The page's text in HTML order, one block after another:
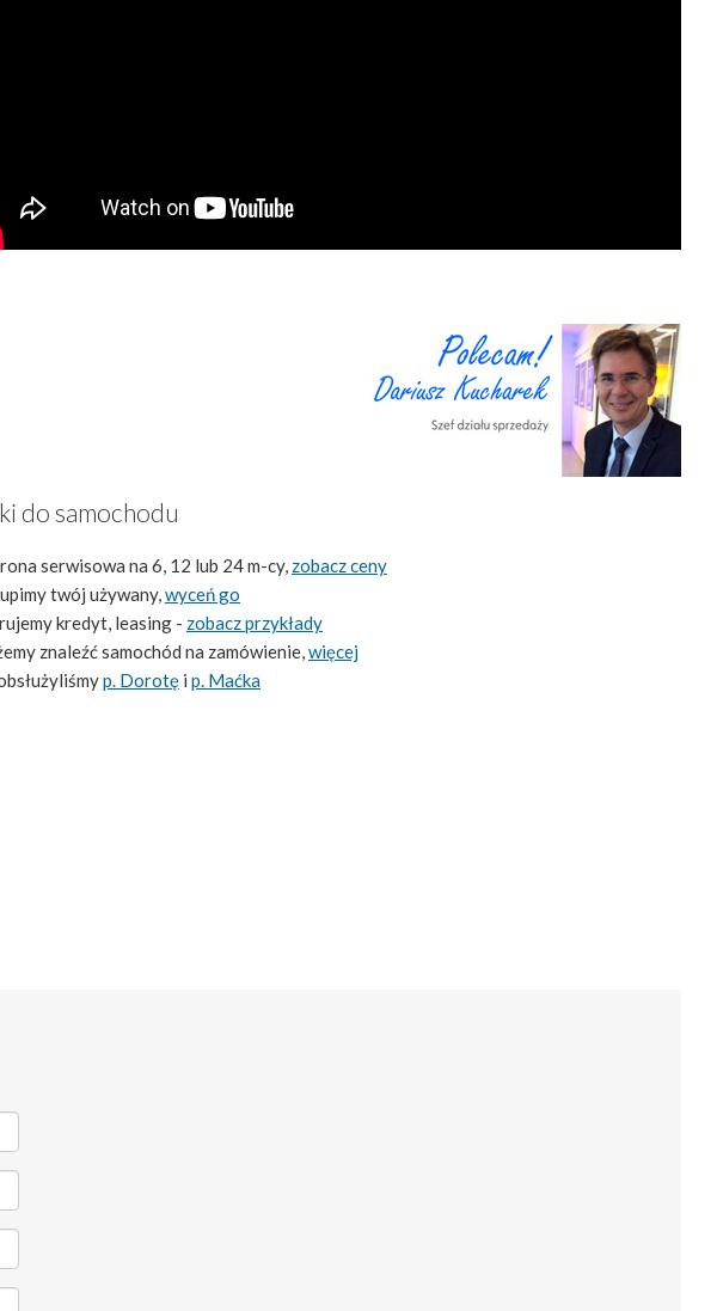
do samochodu
serwisowa na 6, 12 lub 24 m-cy, zobacz ceny
twój używany,wyceń go
kredyt, leasing - zobacz przykłady
znaleźć samochód na zamówienie,więcej
p. Dorotę i p. Maćka